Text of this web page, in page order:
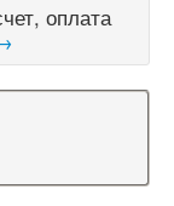
оплата